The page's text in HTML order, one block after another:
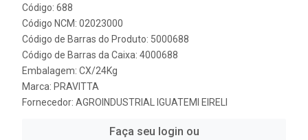
Código: 688
Código NCM: 02023000
Código de Barras do Produto: 5000688
Código de Barras da Caixa: 4000688
Embalagem: CX/24Kg
Marca: PRAVITTA
Fornecedor: AGROINDUSTRIAL IGUATEMI EIRELI
Faça seu login ou